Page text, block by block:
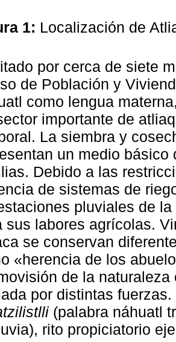
1: Localización de
por cerca de siete
de Población y
como lengua
importante de
La siembra y
un medio
Debido a las
de sistemas de
pluviales de
sus labores agrícolas.
se conservan
«herencia de los
de la
por distintas
(palabra náhuatl
rito propiciatorio